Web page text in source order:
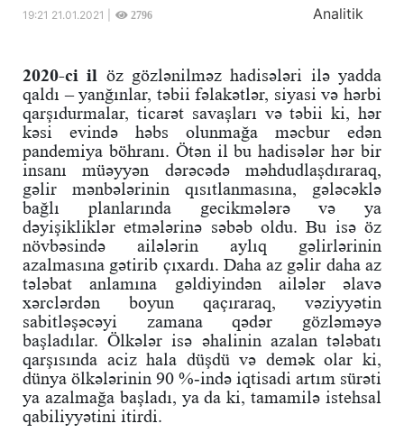
19:21 21.01.2021 | 2796 Analitik
2020-ci il öz gözlənilməz hadisələri ilə yadda
qaldı – yanğınlar, təbii fəlakətlər, siyasi və hərbi
qarşıdurmalar, ticarət savaşları və təbii ki, hər
kəsi evində həbs olunmağa məcbur edən
pandemiya böhranı. Ötən il bu hadisələr hər bir
insanı müəyyən dərəcədə məhdudlaşdıraraq,
gəlir mənbələrinin qısıtlanmasına, gələcəklə
bağlı planlarında gecikmələrə və ya
dəyişikliklər etmələrinə səbəb oldu. Bu isə öz
növbəsində ailələrin aylıq gəlirlərinin
azalmasına gətirib çıxardı. Daha az gəlir daha az
tələbat anlamına gəldiyindən ailələr əlavə
xərclərdən boyun qaçıraraq, vəziyyətin
sabitləşəcəyi zamana qədər gözləməyə
başladılar. Ölkələr isə əhalinin azalan tələbatı
qarşısında aciz hala düşdü və demək olar ki,
dünya ölkələrinin 90 %-ində iqtisadi artım sürəti
ya azalmağa başladı, ya da ki, tamamilə istehsal
qabiliyyətini itirdi.